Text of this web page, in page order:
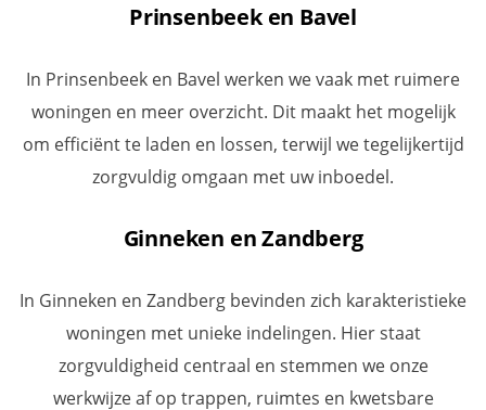
Prinsenbeek en Bavel
In Prinsenbeek en Bavel werken we vaak met ruimere
woningen en meer overzicht. Dit maakt het mogelijk
om efficiënt te laden en lossen, terwijl we tegelijkertijd
zorgvuldig omgaan met uw inboedel.
Ginneken en Zandberg
In Ginneken en Zandberg bevinden zich karakteristieke
woningen met unieke indelingen. Hier staat
zorgvuldigheid centraal en stemmen we onze
werkwijze af op trappen, ruimtes en kwetsbare